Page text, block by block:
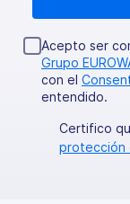
Acepto ser
Grupo
con el
entendido.
Certifico
protección